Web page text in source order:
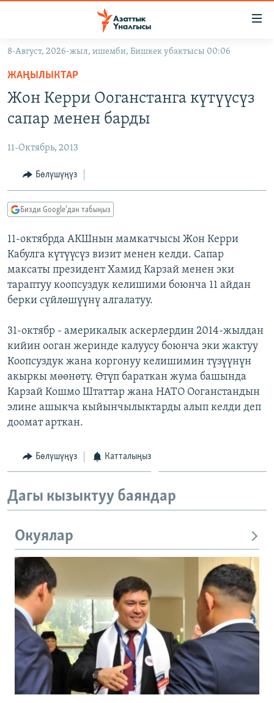
Навигацияга
өтүңүз
Издөөгө
салыңызКЫРГЫЗСТАН
ЭКОНОМИКА
МАДАНИЯТ
БОРБОР АЗИЯ
УКРАИНА
АТАЙЫН ИЛИКТӨӨ
ТВ ПРОГРАММАЛАР
ЭКСПЕРТТЕР ТАЛДАЙТ
БИЗ ЖАНА ДҮЙНӨ
ДАНИСТЕ
ЭЖЕ-СИҢДИЛЕР
АЗАТТЫК+
ЫҢГАЙСЫЗ СУРООЛОР
ӨЗГӨЧӨ ПИКИР
Русский
ОНЛАЙН ШЕРИНЕ
ЭЕ/АРнун бардык сайттары
8-Август, 2026-жыл, ишемби, Бишкек убактысы 00:06
ЖАҢЫЛЫКТАР
Жон Керри Ооганстанга күтүүсүз
сапар менен барды
11-Октябрь, 2013
Бөлүшүңүз
Бизди Google'дан табыңыз
11-октябрда АКШнын мамкатчысы Жон Керри
Кабулга күтүүсүз визит менен келди. Сапар
максаты президент Хамид Карзай менен эки
тараптуу коопсуздук келишими боюнча 11 айдан
берки сүйлөшүүнү алгалатуу.
31-октябр - америкалык аскерлердин 2014-жылдан
кийин ооган жеринде калуусу боюнча эки жактуу
Коопсуздук жана коргонуу келишимин түзүүнүн
акыркы мөөнөтү. Өтүп бараткан жума башында
Карзай Кошмо Штаттар жана НАТО Ооганстандын
элине ашыкча кыйынчылыктарды алып келди деп
доомат арткан.
Бөлүшүңүз Катталыңыз
Дагы кызыктуу баяндар
Окуялар